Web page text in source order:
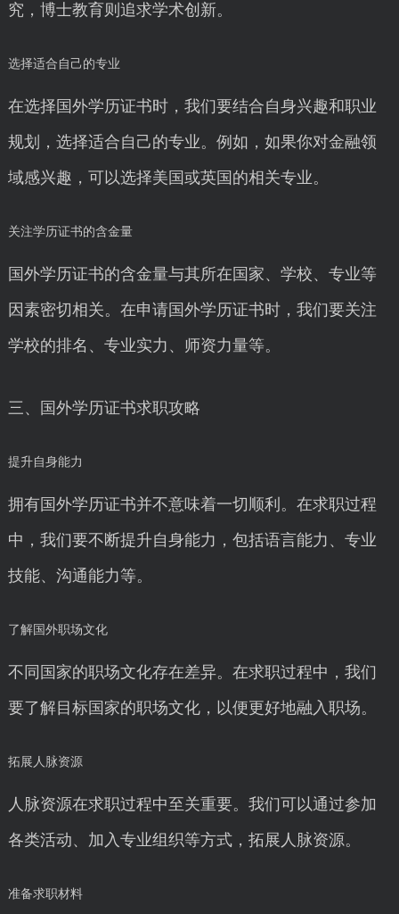
究，博士教育则追求学术创新。
选择适合自己的专业
在选择国外学历证书时，我们要结合自身兴趣和职业
规划，选择适合自己的专业。例如，如果你对金融领
域感兴趣，可以选择美国或英国的相关专业。
关注学历证书的含金量
国外学历证书的含金量与其所在国家、学校、专业等
因素密切相关。在申请国外学历证书时，我们要关注
学校的排名、专业实力、师资力量等。
三、国外学历证书求职攻略
提升自身能力
拥有国外学历证书并不意味着一切顺利。在求职过程
中，我们要不断提升自身能力，包括语言能力、专业
技能、沟通能力等。
了解国外职场文化
不同国家的职场文化存在差异。在求职过程中，我们
要了解目标国家的职场文化，以便更好地融入职场。
拓展人脉资源
人脉资源在求职过程中至关重要。我们可以通过参加
各类活动、加入专业组织等方式，拓展人脉资源。
准备求职材料